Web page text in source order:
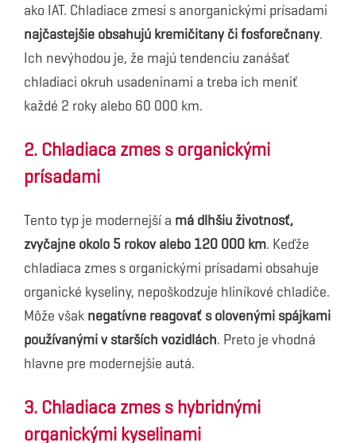
ako IAT. Chladiace zmesi s anorganickými prísadami
najčastejšie obsahujú kremičitany či fosforečnany.
Ich nevýhodou je, že majú tendenciu zanášať
chladiaci okruh usadeninami a treba ich meniť
každé 2 roky alebo 60 000 km.
2. Chladiaca zmes s organickými
prísadami
Tento typ je modernejší a má dlhšiu životnosť,
zvyčajne okolo 5 rokov alebo 120 000 km. Keďže
chladiaca zmes s organickými prísadami obsahuje
organické kyseliny, nepoškodzuje hliníkové chladiče.
Môže však negatívne reagovať s olovenými spájkami
používanými v starších vozidlách. Preto je vhodná
hlavne pre modernejšie autá.
3. Chladiaca zmes s hybridnými
organickými kyselinami